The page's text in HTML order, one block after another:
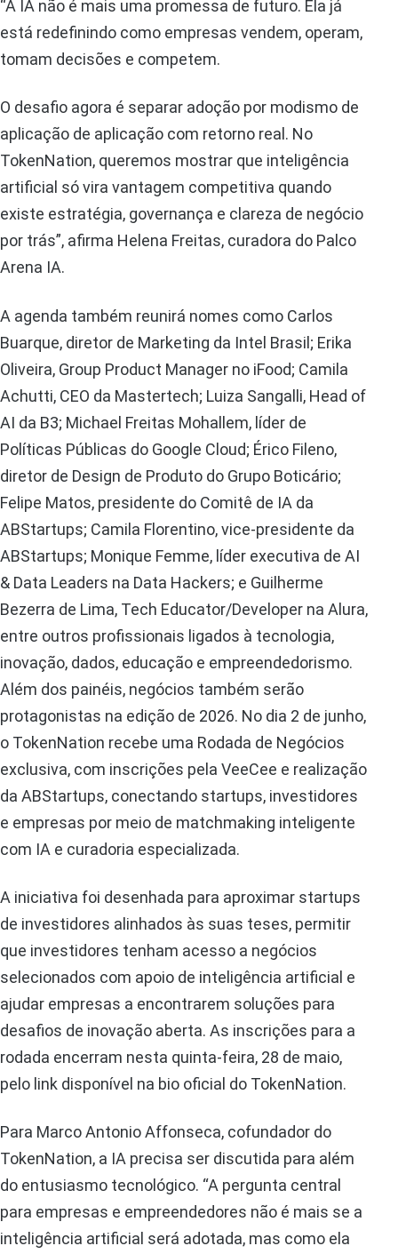
“A IA não é mais uma promessa de futuro. Ela já
está redefinindo como empresas vendem, operam,
tomam decisões e competem.
O desafio agora é separar adoção por modismo de
aplicação de aplicação com retorno real. No
TokenNation, queremos mostrar que inteligência
artificial só vira vantagem competitiva quando
existe estratégia, governança e clareza de negócio
por trás”, afirma Helena Freitas, curadora do Palco
Arena IA.
A agenda também reunirá nomes como Carlos
Buarque, diretor de Marketing da Intel Brasil; Erika
Oliveira, Group Product Manager no iFood; Camila
Achutti, CEO da Mastertech; Luiza Sangalli, Head of
AI da B3; Michael Freitas Mohallem, líder de
Políticas Públicas do Google Cloud; Érico Fileno,
diretor de Design de Produto do Grupo Boticário;
Felipe Matos, presidente do Comitê de IA da
ABStartups; Camila Florentino, vice-presidente da
ABStartups; Monique Femme, líder executiva de AI
& Data Leaders na Data Hackers; e Guilherme
Bezerra de Lima, Tech Educator/Developer na Alura,
entre outros profissionais ligados à tecnologia,
inovação, dados, educação e empreendedorismo.
Além dos painéis, negócios também serão
protagonistas na edição de 2026. No dia 2 de junho,
o TokenNation recebe uma Rodada de Negócios
exclusiva, com inscrições pela VeeCee e realização
da ABStartups, conectando startups, investidores
e empresas por meio de matchmaking inteligente
com IA e curadoria especializada.
A iniciativa foi desenhada para aproximar startups
de investidores alinhados às suas teses, permitir
que investidores tenham acesso a negócios
selecionados com apoio de inteligência artificial e
ajudar empresas a encontrarem soluções para
desafios de inovação aberta. As inscrições para a
rodada encerram nesta quinta-feira, 28 de maio,
pelo link disponível na bio oficial do TokenNation.
Para Marco Antonio Affonseca, cofundador do
TokenNation, a IA precisa ser discutida para além
do entusiasmo tecnológico. “A pergunta central
para empresas e empreendedores não é mais se a
inteligência artificial será adotada, mas como ela